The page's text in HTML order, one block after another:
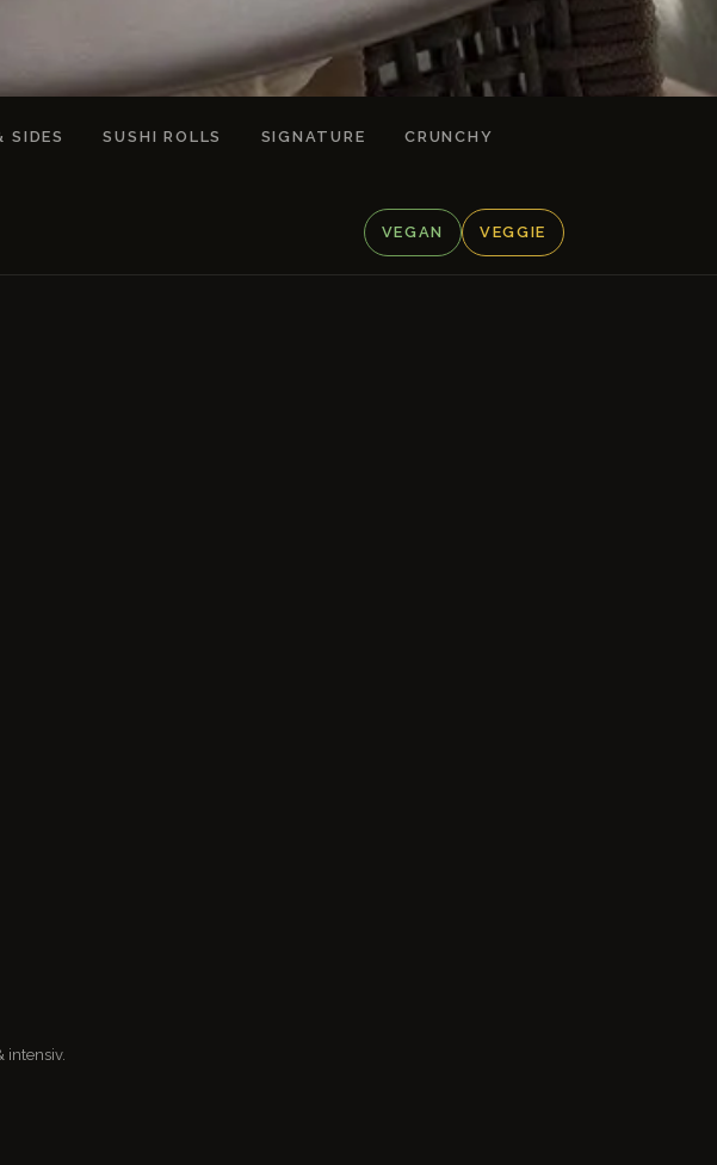
SIDES SUSHI ROLLS SIGNATURE CRUNCHY
VEGAN VEGGIE
intensiv.